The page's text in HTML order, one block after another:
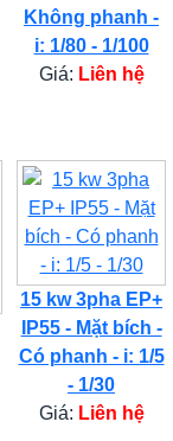
Không phanh -
i: 1/80 - 1/100
Giá: Liên hệ
15 kw 3pha EP+
IP55 - Mặt bích -
Có phanh - i: 1/5
- 1/30
Giá: Liên hệ